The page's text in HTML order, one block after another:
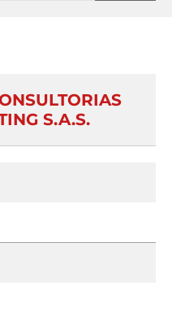
S.A.S.